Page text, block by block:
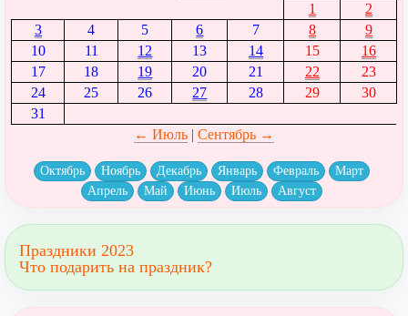
1
2
3
4 5 6 7 8
9
10
11 12 13 14 15
16
17
18 19 20 21 22
23
24
25 26 27 28 29
30
31
← Июль| Сентябрь →
Октябрь Ноябрь Декабрь Январь Февраль
Март
Апрель
Май Июнь Июль Август
Праздники 2023
Что подарить на праздник?